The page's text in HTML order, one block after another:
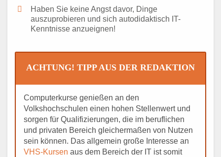
Haben Sie keine Angst davor, Dinge
auszuprobieren und sich autodidaktisch IT-
Kenntnisse anzueignen!
ACHTUNG! TIPP AUS DER REDAKTION
Computerkurse genießen an den
Volkshochschulen einen hohen Stellenwert und
sorgen für Qualifizierungen, die im beruflichen
und privaten Bereich gleichermaßen von Nutzen
sein können. Das allgemein große Interesse an
VHS-Kursen aus dem Bereich der IT ist somit